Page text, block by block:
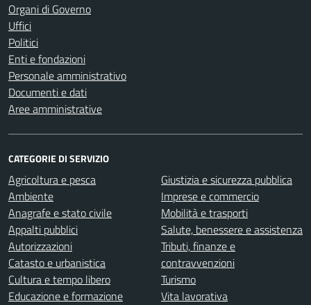
Organi di Governo
Uffici
Politici
Enti e fondazioni
Personale amministrativo
Documenti e dati
Aree amministrative
CATEGORIE DI SERVIZIO
Agricoltura e pesca
Ambiente
Anagrafe e stato civile
Appalti pubblici
Autorizzazioni
Catasto e urbanistica
Cultura e tempo libero
Educazione e formazione
Giustizia e sicurezza pubblica
Imprese e commercio
Mobilità e trasporti
Salute, benessere e assistenza
Tributi, finanze e
contravvenzioni
Turismo
Vita lavorativa